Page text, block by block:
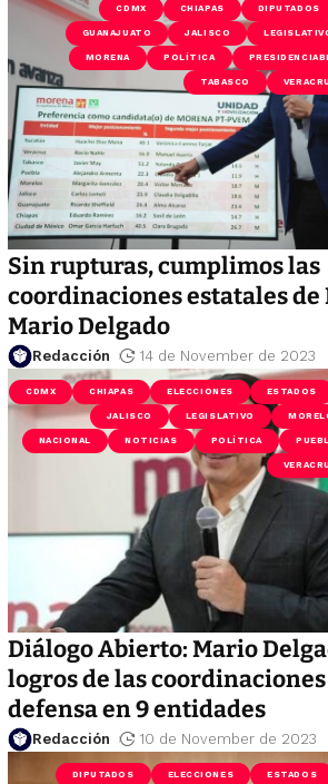
CDMX CHIAPAS DIPUTADOS
GUANAJUATO JALISCO
MORENA POLÍTICA
TABASCO
Sin rupturas, cumplimos las
coordinaciones estatales de
Mario Delgado
Redacción 14 de November de 2023
CDMX CHIAPAS ELECCIONES ESTADOS
JALISCO LEGISLATIVO
NACIONAL NOTICIAS POLÍTICA
Diálogo Abierto: Mario
logros de las coordinaciones
defensa en 9 entidades
Redacción 10 de November de 2023
DIPUTADOS ELECCIONES ESTADOS